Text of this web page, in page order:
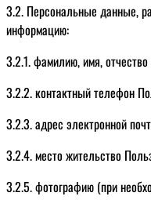
3.2. Персональные данные,
информацию:
3.2.1. фамилию, имя,
3.2.2. контактный телефон
3.2.3. адрес электронной
3.2.4. место жительство
3.2.5. фотографию (при